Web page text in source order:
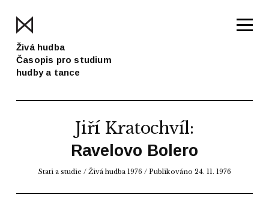
Živá hudba
Časopis pro studium
hudby a tance
Jiří Kratochvíl:
Ravelovo Bolero
Stati a studie / Živá hudba 1976 / Publikováno 24. 11. 1976